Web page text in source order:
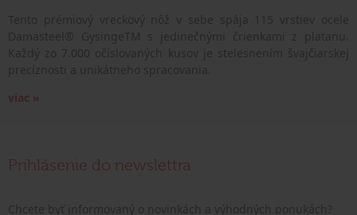
viac »
Prihlásenie do newslettra